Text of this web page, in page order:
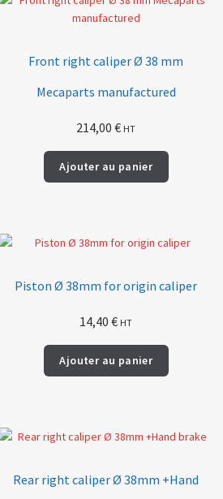
Front right caliper Ø 38 mm
Mecaparts manufactured
214,00€ HT
Ajouter au panier
Piston Ø 38mm for origin caliper
14,40€ HT
Ajouter au panier
Rear right caliper Ø 38mm +Hand